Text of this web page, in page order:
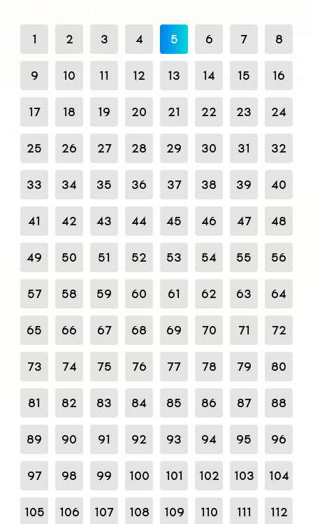
1 2 3 4 5 6 7 8
9 10 11 12 13 14 15 16
17 18 19 20 21 22 23 24
25 26 27 28 29 30 31 32
33 34 35 36 37 38 39 40
41 42 43 44 45 46 47 48
49 50 51 52 53 54 55 56
57 58 59 60 61 62 63 64
65 66 67 68 69 70 71 72
73 74 75 76 77 78 79 80
81 82 83 84 85 86 87 88
89 90 91 92 93 94 95 96
97 98 99 100 101 102 103 104
105 106 107 108 109 110 111 112